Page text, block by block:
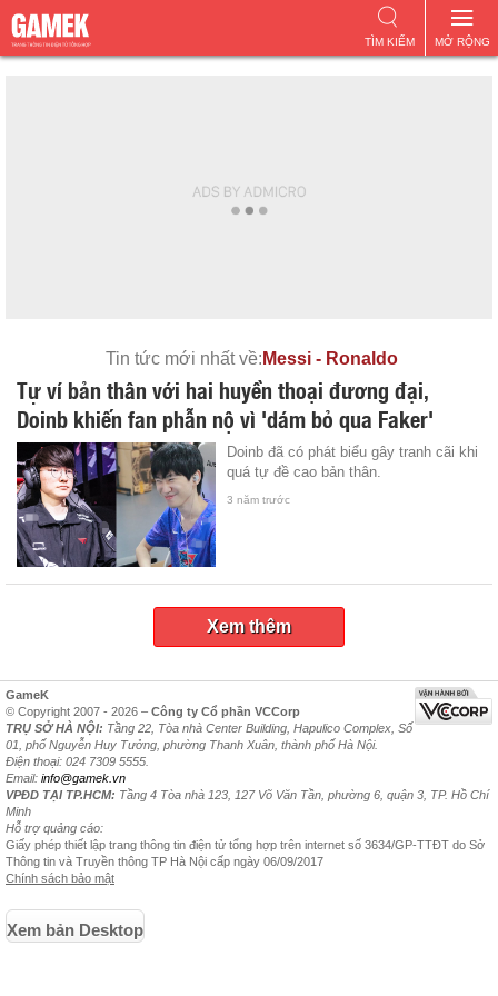
MỞ RỘNG
TÌM KIẾM
Tin tức mới nhất về: Messi - Ronaldo
Tự ví bản thân với hai huyền thoại đương đại,
Doinb khiến fan phẫn nộ vì 'dám bỏ qua Faker'
Doinb đã có phát biểu gây tranh cãi khi
quá tự đề cao bản thân.
3 năm trước
Xem thêm
GameK
© Copyright 2007 - 2026 – Công ty Cổ phần VCCorp
TRỤ SỞ HÀ NỘI: Tầng 22, Tòa nhà Center Building, Hapulico Complex, Số
01, phố Nguyễn Huy Tưởng, phường Thanh Xuân, thành phố Hà Nội.
Điện thoại: 024 7309 5555.
Email: info@gamek.vn
VPĐD TẠI TP.HCM: Tầng 4 Tòa nhà 123, 127 Võ Văn Tần, phường 6, quận 3, TP. Hồ Chí
Minh
Hỗ trợ quảng cáo:
Giấy phép thiết lập trang thông tin điện tử tổng hợp trên internet số 3634/GP-TTĐT do Sở
Thông tin và Truyền thông TP Hà Nội cấp ngày 06/09/2017
Chính sách bảo mật
Xem bản Desktop